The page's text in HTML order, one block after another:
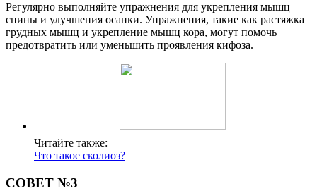
Регулярно выполняйте упражнения для укрепления мышц
спины и улучшения осанки. Упражнения, такие как растяжка
грудных мышц и укрепление мышц кора, могут помочь
предотвратить или уменьшить проявления кифоза.
Читайте также:
Что такое сколиоз?
СОВЕТ №3